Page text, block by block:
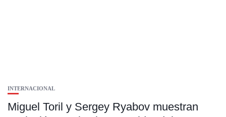
INTERNACIONAL
Miguel Toril y Sergey Ryabov muestran